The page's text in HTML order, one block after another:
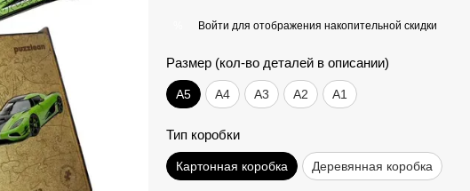
Войти для отображения накопительной скидки
Размер (кол-во деталей в описании)
А5 А4 A3 A2 A1
Тип коробки
Картонная коробка Деревянная коробка